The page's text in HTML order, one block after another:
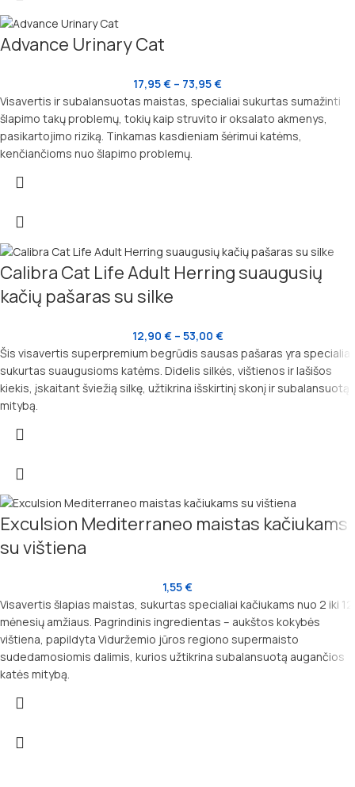
Advance Urinary Cat
17,95€ – 73,95€
Visavertis ir subalansuotas maistas, specialiai sukurtas sumažinti
šlapimo takų problemų, tokių kaip struvito ir oksalato akmenys,
pasikartojimo riziką. Tinkamas kasdieniam šėrimui katėms,
kenčiančioms nuo šlapimo problemų.
Calibra Cat Life Adult Herring suaugusių
kačių pašaras su silke
12,90 € – 53,00 €
Šis visavertis superpremium begrūdis sausas pašaras yra specialiai
sukurtas suaugusioms katėms. Didelis silkės, vištienos ir lašišos
kiekis, įskaitant šviežią silkę, užtikrina išskirtinį skonį ir subalansuotą
mitybą.
Exculsion Mediterraneo maistas kačiukams
su vištiena
1,55€
Visavertis šlapias maistas, sukurtas specialiai kačiukams nuo 2 iki 12
mėnesių amžiaus. Pagrindinis ingredientas – aukštos kokybės
vištiena, papildyta Viduržemio jūros regiono supermaisto
sudedamosiomis dalimis, kurios užtikrina subalansuotą augančios
katės mitybą.